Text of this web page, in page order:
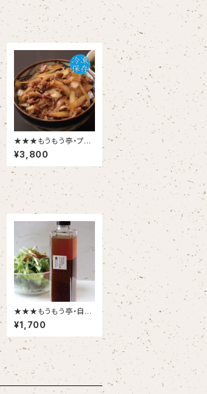
★★★もうもう亭・プレ
ミアム黒毛和牛 カル
ビ丼の具 4食入
¥3,800
★★★もうもう亭・自家
製ドレッシング1個300
㎖×２個入
¥1,700